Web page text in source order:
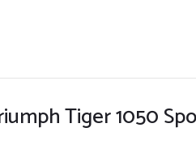
Tiger 1050